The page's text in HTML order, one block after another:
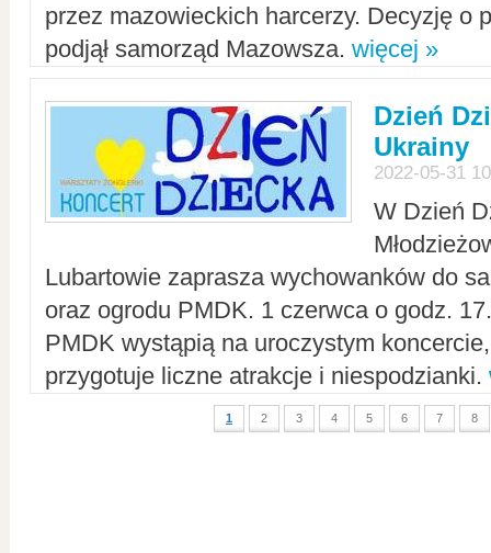
przez mazowieckich harcerzy. Decyzję o
podjął samorząd Mazowsza. więcej »
Dzień
Ukrainy
2022-05-31
W Dzień
Lubartowie zaprasza wychowanków do
oraz ogrodu PMDK. 1 czerwca o godz.
PMDK wystąpią na uroczystym
przygotuje liczne atrakcje i niespodzianki.
1 2 3 4 5 6 7 8